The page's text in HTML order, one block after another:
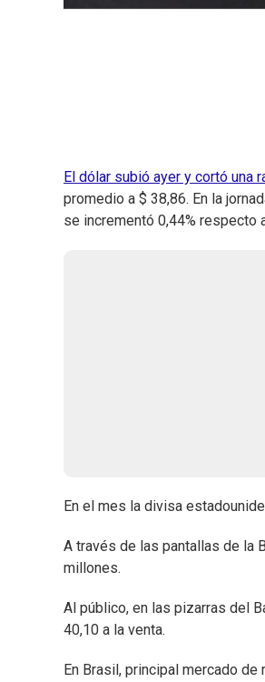
El dólar subió ayer y cortó una
promedio a $ 38,86. En la
se incrementó 0,44% respecto
En el mes la divisa
A través de las pantallas de la
millones.
Al público, en las pizarras del
40,10 a la venta.
En Brasil, principal mercado de